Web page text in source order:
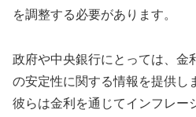
を調整する必要があります。
政府や中央銀行にとっては、金
の安定性に関する情報を提供し
彼らは金利を通じてインフレー